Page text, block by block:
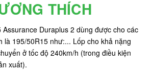
THÍCH
Duraplus 2 dùng được cho các
là 195/50R15 như:... Lốp cho khả nặng
ở tốc độ 240km/h (trong điều kiện
xuất).